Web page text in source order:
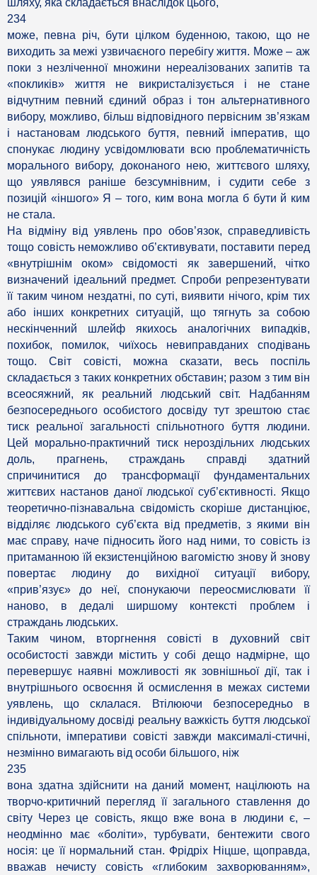
234
може, певна річ, бути цілком буденною, такою, що не
виходить за межі узвичаєного перебігу життя. Може – аж
поки з незліченної множини нереалізованих запитів та
«покликів» життя не викристалізується і не стане
відчутним певний єдиний образ і тон альтернативного
вибору, можливо, більш відповідного первісним зв’язкам
і настановам людського буття, певний імператив, що
спонукає людину усвідомлювати всю проблематичність
морального вибору, доконаного нею, життєвого шляху,
що уявлявся раніше безсумнівним, і судити себе з
позицій «іншого» Я – того, ким вона могла б бути й ким
не стала.
На відміну від уявлень про обов’язок, справедливість
тощо совість неможливо об’єктивувати, поставити перед
«внутрішнім оком» свідомості як завершений, чітко
визначений ідеальний предмет. Спроби репрезентувати
її таким чином нездатні, по суті, виявити нічого, крім тих
або інших конкретних ситуацій, що тягнуть за собою
нескінченний шлейф якихось аналогічних випадків,
похибок, помилок, чиїхось невиправданих сподівань
тощо. Світ совісті, можна сказати, весь поспіль
складається з таких конкретних обставин; разом з тим він
всеосяжний, як реальний людський світ. Надбанням
безпосереднього особистого досвіду тут зрештою стає
тиск реальної загальності спільнотного буття людини.
Цей морально-практичний тиск нероздільних людських
доль, прагнень, страждань справді здатний
спричинитися до трансформації фундаментальних
життєвих настанов даної людської суб’єктивності. Якщо
теоретично-пізнавальна свідомість скоріше дистанціює,
відділяє людського суб’єкта від предметів, з якими він
має справу, наче підносить його над ними, то совість із
притаманною їй екзистенційною вагомістю знову й знову
повертає людину до вихідної ситуації вибору,
«прив’язує» до неї, спонукаючи переосмислювати її
наново, в дедалі ширшому контексті проблем і
страждань людських.
Таким чином, вторгнення совісті в духовний світ
особистості завжди містить у собі дещо надмірне, що
перевершує наявні можливості як зовнішньої дії, так і
внутрішнього освоєння й осмислення в межах системи
уявлень, що склалася. Втілюючи безпосередньо в
індивідуальному досвіді реальну важкість буття людської
спільноти, імперативи совісті завжди максималі-стичні,
незмінно вимагають від особи більшого, ніж
235
вона здатна здійснити на даний момент, націлюють на
творчо-критичний перегляд її загального ставлення до
світу Через це совість, якщо вже вона в людини є, –
неодмінно має «боліти», турбувати, бентежити свого
носія: це її нормальний стан. Фрідріх Ніцше, щоправда,
вважав нечисту совість «глибоким захворюванням»,